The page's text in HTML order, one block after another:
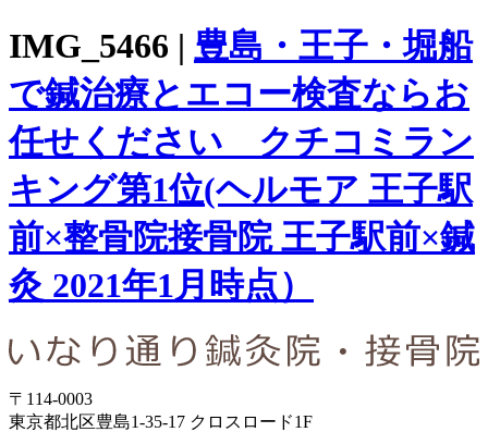
IMG_5466 | 豊島・王子・堀船
で鍼治療とエコー検査ならお
任せください クチコミラン
キング第1位(ヘルモア 王子駅
前×整骨院接骨院 王子駅前×鍼
灸 2021年1月時点）
〒114-0003
東京都北区豊島1-35-17 クロスロード1F